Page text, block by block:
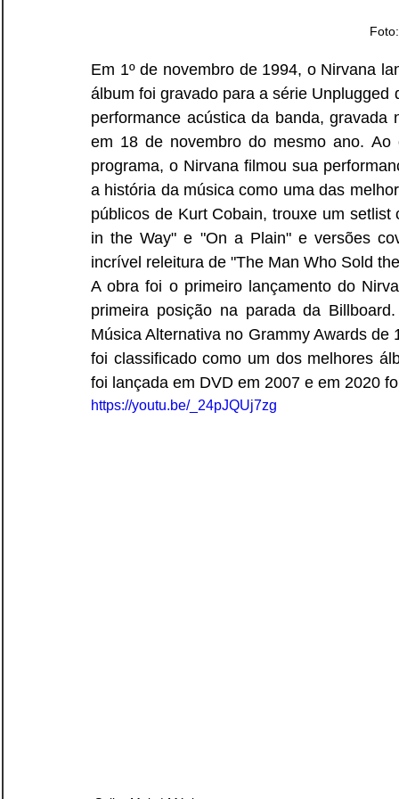
Em 1º de novembro de 1994, o Nirvana
álbum foi gravado para a série
performance acústica da banda,
em 18 de novembro do mesmo ano.
programa, o Nirvana filmou sua
a história da música como uma das
públicos de Kurt Cobain, trouxe um
in the Way" e "On a Plain" e versões
incrível releitura de "The Man Who Sold
A obra foi o primeiro lançamento do
primeira posição na parada da
Música Alternativa no Grammy Awards
foi classificado como um dos melhores
foi lançada em DVD em 2007 e em 2020
https://youtu.be/_24pJQUj7zg